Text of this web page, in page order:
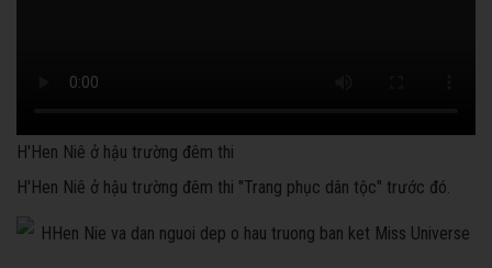
H'Hen Niê ở hậu trường đêm thi
H'Hen Niê ở hậu trường đêm thi "Trang phục dân tộc" trước đó.